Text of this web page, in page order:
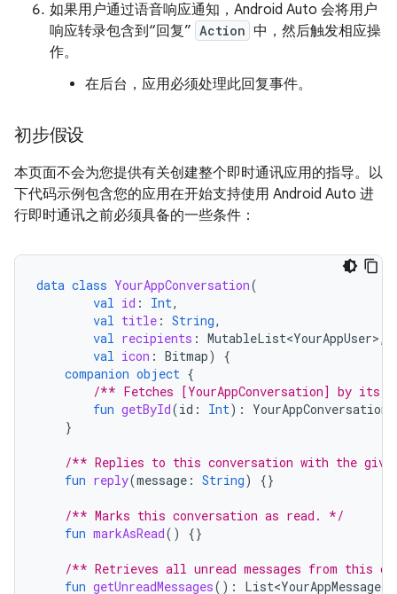
如果用户通过语音响应通知，Android Auto 会将用户
响应转录包含到“回复” Action 中，然后触发相应操
作。
在后台，应用必须处理此回复事件。
初步假设
本页面不会为您提供有关创建整个即时通讯应用的指导。以
下代码示例包含您的应用在开始支持使用 Android Auto 进
行即时通讯之前必须具备的一些条件：
data class YourAppConversation(
val id : Int,
val title : String,
val recipients : MutableList<YourAppUser>,
val icon : Bitmap)
{
companion object {
/** Fetches [YourAppConversation] by
fun getById(id : Int): YourAppConversation
}
/** Replies to this conversation with the
fun reply(message : String) {}
/** Marks this conversation as read. */
fun markAsRead() {}
/** Retrieves all unread messages from this
fun getUnreadMessages(): List<YourAppMessage>